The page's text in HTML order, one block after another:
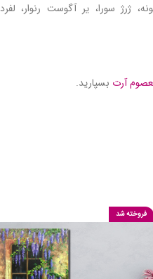
ژرژ سورا، یر آگوست رنوار، لفرد
آرت بسپارید.
فروخته شد